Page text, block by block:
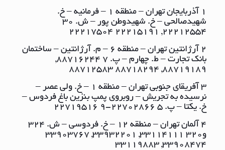
1 آذربایجان تهران – منطقه ١ – فرمانیه – خ.
شهیدصالحی – خ. شهیدوطن پور – ش. ٣٠
٢٢٢١٢٥٥٤, ٢٢٢١٥١٩١ ٢٢٢١٧٥٠٤
2 آرژانتین تهران – منطقه ٦ – م. آرژانتین – ساختمان
بانک تجارت – ط. چهارم – پ. ٧ ٨٨٧١٦٢٤٤,
٨٨٧١٩١٨٩, ٨٨٧١٨٢٩٤ ٨٨٧١٢٥٨٣
3 آفریقای جنوبی تهران – منطقه ١ – خ. ولی عصر –
نرسیده به تجریش – روبروی پمپ بنزین باغ فردوس –
خ. یکتا – پ. ٥ ٢٢٧٠٢٨٦٦-9 ٢٢٧١٩٥١٦
4 آلمان تهران – منطقه ١٢ – خ. فردوسی – ش. ٣٢٤
و٣٢٠ ٣٣١١٤١١١, ٣٣٩٣٢٢٠١, ٣٣٩٠٣٧٦٧
٣٣٩٠٨٤٧٤, ٣٣١١٩٨٨٣